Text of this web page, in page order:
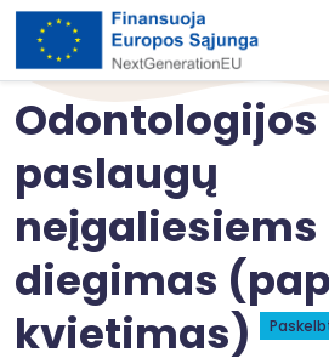
Odontologijos
paslaugų
diegimas
kvietimas)